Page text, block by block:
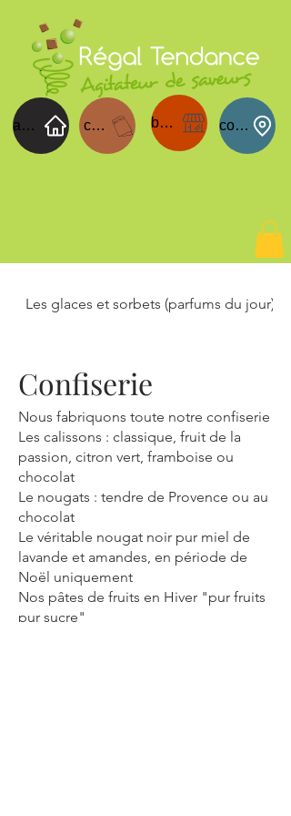
acceuil carte du jour boutique contact
Les glaces et sorbets (parfums du jour)
Confiserie
Nous fabriquons toute notre confiserie
Les calissons : classique, fruit de la
passion, citron vert, framboise ou
chocolat
Le nougats : tendre de Provence ou au
chocolat
Le véritable nougat noir pur miel de
lavande et amandes, en période de
Noël uniquement
Nos pâtes de fruits en Hiver "pur fruits